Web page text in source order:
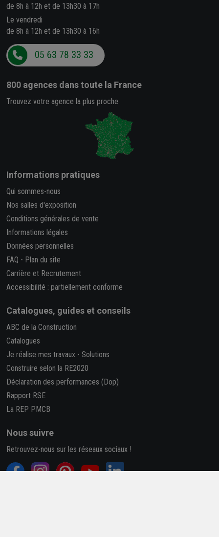
de 8h à 12h et de 13h30 à 17h
Le vendredi
de 8h à 12h et de 13h30 à 16h
05 63 78 33 33
800 agences dans toute la France
Trouvez votre agence la plus proche
Informations pratiques
Qui sommes-nous
Nos salles d'exposition
Conditions générales de vente
Informations légales
Données personnelles
FAQ - Plan du site
Carrière et Recrutement
Accessibilité : partiellement conforme
Catalogues, guides et conseils
ABC de la Construction
Catalogues
Je réalise mes travaux - Solutions
Construire selon la RE2020
Déclaration des performances (Dop)
Rapport RSE
La REP PMCB
Nous suivre
Retrouvez-nous sur les réseaux sociaux !